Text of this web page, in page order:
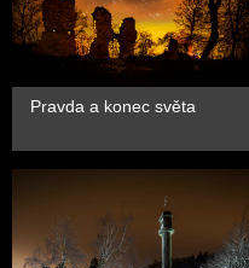
Pravda a konec světa